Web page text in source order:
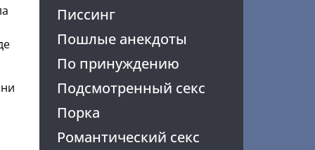
Писсинг
Пошлые анекдоты
По принуждению
Подсмотренный секс
Порка
Романтический секс